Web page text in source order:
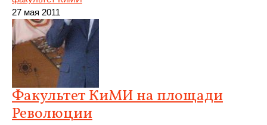
27 мая 2011
Факультет КиМИ на площади
Революции